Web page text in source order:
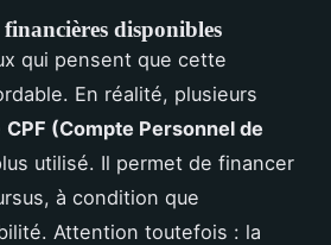
disponibles
qui pensent que cette
En réalité, plusieurs
CPF (Compte Personnel de
utilisé. Il permet de financer
à condition que
Attention toutefois : la